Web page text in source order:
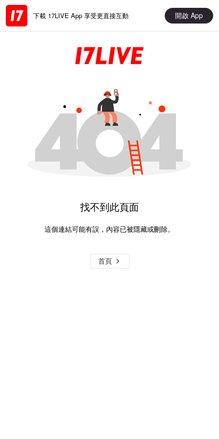
下載 17LIVE App 享受更直接互動 開啟 App
找不到此頁面
這個連結可能有誤，內容已被隱藏或刪除。
首頁